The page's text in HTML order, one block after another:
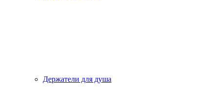
Держатели для душа